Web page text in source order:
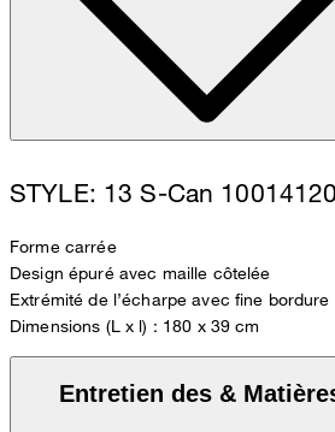
STYLE: 13 S-Can 10014120
Forme carrée
Design épuré avec maille côtelée
Extrémité de l’écharpe avec fine
Dimensions (L x l) : 180 x 39 cm
Entretien des &